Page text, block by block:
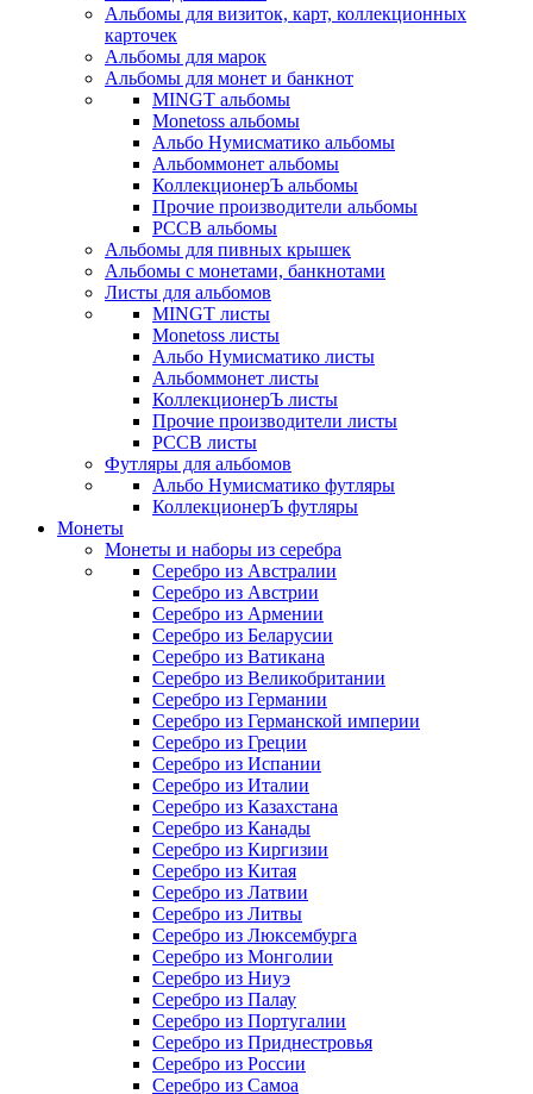
Альбомы для визиток, карт, коллекционных
карточек
Альбомы для марок
Альбомы для монет и банкнот
MINGT альбомы
Monetoss альбомы
Альбо Нумисматико альбомы
Альбоммонет альбомы
КоллекционерЪ альбомы
Прочие производители альбомы
РССВ альбомы
Альбомы для пивных крышек
Альбомы с монетами, банкнотами
Листы для альбомов
MINGT листы
Monetoss листы
Альбо Нумисматико листы
Альбоммонет листы
КоллекционерЪ листы
Прочие производители листы
РССВ листы
Футляры для альбомов
Альбо Нумисматико футляры
КоллекционерЪ футляры
Монеты
Монеты и наборы из серебра
Серебро из Австралии
Серебро из Австрии
Серебро из Армении
Серебро из Беларусии
Серебро из Ватикана
Серебро из Великобритании
Серебро из Германии
Серебро из Германской империи
Серебро из Греции
Серебро из Испании
Серебро из Италии
Серебро из Казахстана
Серебро из Канады
Серебро из Киргизии
Серебро из Китая
Серебро из Латвии
Серебро из Литвы
Серебро из Люксембурга
Серебро из Монголии
Серебро из Ниуэ
Серебро из Палау
Серебро из Португалии
Серебро из Приднестровья
Серебро из России
Серебро из Самоа